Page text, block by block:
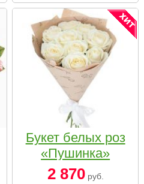
Букет белых роз
«Пушинка»
2 870руб.